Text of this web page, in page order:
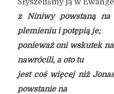
Słyszeliśmy ją w
z Niniwy powstaną na
plemieniu i potępią je;
ponieważ oni wskutek
nawrócili, a oto tu
jest coś więcej niż
powstanie na